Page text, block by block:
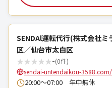
SENDAl運転代行(株式会社ミ
区／仙台市太白区
★★★★★-(0件)
sendai-untendaikou-3588.com/
20:00〜07:00 年中無休